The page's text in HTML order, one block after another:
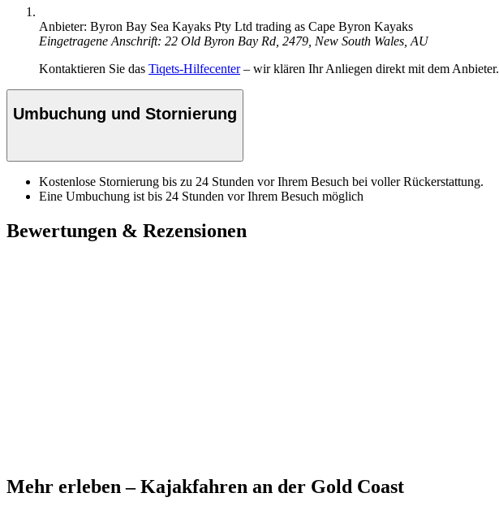
Anbieter: Byron Bay Sea Kayaks Pty Ltd trading as Cape Byron Kayaks
Eingetragene Anschrift: 22 Old Byron Bay Rd, 2479, New South Wales, AU
Kontaktieren Sie das Tiqets-Hilfecenter– wir klären Ihr Anliegen direkt mit dem Anbieter.
Umbuchung und Stornierung
Kostenlose Stornierung bis zu 24 Stunden vor Ihrem Besuch bei voller Rückerstattung.
Eine Umbuchung ist bis 24 Stunden vor Ihrem Besuch möglich
Bewertungen & Rezensionen
Mehr erleben – Kajakfahren an der Gold Coast